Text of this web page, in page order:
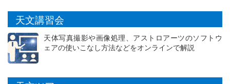
天文講習会
天体写真撮影や画像処理、アストロアーツのソフトウ
ェアの使いこなし方法などをオンラインで解説